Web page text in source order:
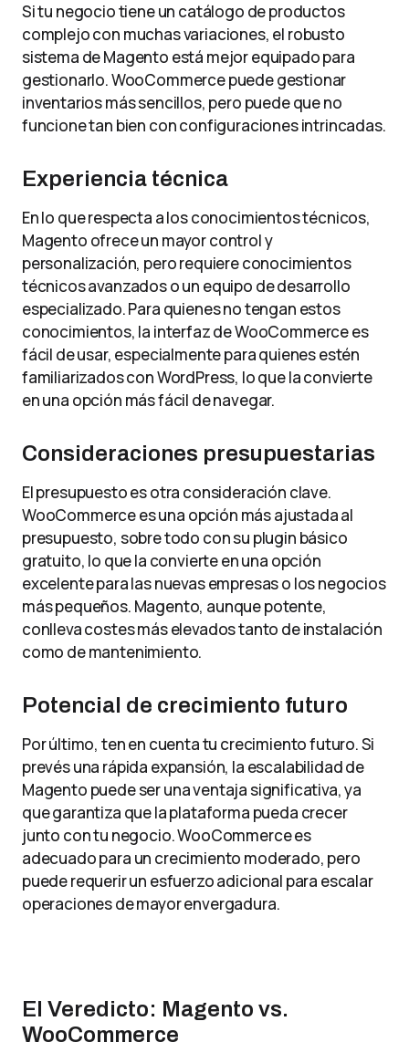
Si tu negocio tiene un catálogo de productos
complejo con muchas variaciones, el robusto
sistema de Magento está mejor equipado para
gestionarlo. WooCommerce puede gestionar
inventarios más sencillos, pero puede que no
funcione tan bien con configuraciones intrincadas.
Experiencia técnica
En lo que respecta a los conocimientos técnicos,
Magento ofrece un mayor control y
personalización, pero requiere conocimientos
técnicos avanzados o un equipo de desarrollo
especializado. Para quienes no tengan estos
conocimientos, la interfaz de WooCommerce es
fácil de usar, especialmente para quienes estén
familiarizados con WordPress, lo que la convierte
en una opción más fácil de navegar.
Consideraciones presupuestarias
El presupuesto es otra consideración clave.
WooCommerce es una opción más ajustada al
presupuesto, sobre todo con su plugin básico
gratuito, lo que la convierte en una opción
excelente para las nuevas empresas o los negocios
más pequeños. Magento, aunque potente,
conlleva costes más elevados tanto de instalación
como de mantenimiento.
Potencial de crecimiento futuro
Por último, ten en cuenta tu crecimiento futuro. Si
prevés una rápida expansión, la escalabilidad de
Magento puede ser una ventaja significativa, ya
que garantiza que la plataforma pueda crecer
junto con tu negocio. WooCommerce es
adecuado para un crecimiento moderado, pero
puede requerir un esfuerzo adicional para escalar
operaciones de mayor envergadura.
El Veredicto: Magento vs.
WooCommerce